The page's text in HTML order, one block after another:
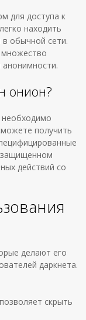
для доступа к
находить
обычной сети.
множество
анонимности.
онион?
получить
защищенном
действий со
делают его
даркнета.
скрыть